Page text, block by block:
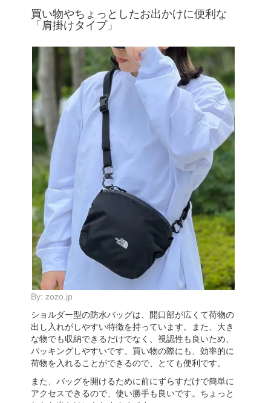
買い物やちょっとしたお出かけに便利な
「肩掛けタイプ」
By: zozo.jp
ショルダー型の防水バッグは、開口部が広くて荷物の
出し入れがしやすい特徴を持っています。また、大き
な物でも収納できるだけでなく、視認性も良いため、
パッキングしやすいです。買い物の際にも、効率的に
荷物を入れることができるので、とても便利です。
また、バッグを開けるために前にずらすだけで簡単に
アクセスできるので、使い勝手も良いです。ちょっと